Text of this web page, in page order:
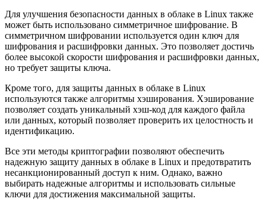
Для улучшения безопасности данных в облаке в Linux также
может быть использовано симметричное шифрование. В
симметричном шифровании используется один ключ для
шифрования и расшифровки данных. Это позволяет достичь
более высокой скорости шифрования и расшифровки данных,
но требует защиты ключа.
Кроме того, для защиты данных в облаке в Linux
используются также алгоритмы хэширования. Хэширование
позволяет создать уникальный хэш-код для каждого файла
или данных, который позволяет проверить их целостность и
идентификацию.
Все эти методы криптографии позволяют обеспечить
надежную защиту данных в облаке в Linux и предотвратить
несанкционированный доступ к ним. Однако, важно
выбирать надежные алгоритмы и использовать сильные
ключи для достижения максимальной защиты.